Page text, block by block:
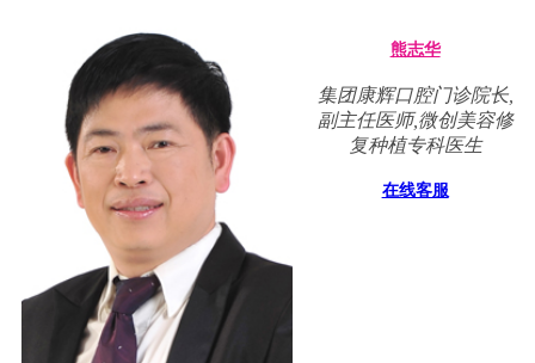
熊志华
集团康辉口腔门诊院长,
副主任医师,微创美容修
复种植专科医生
在线客服